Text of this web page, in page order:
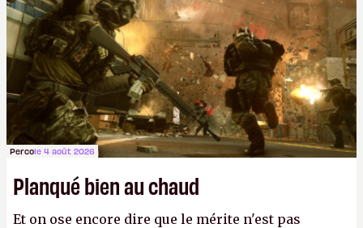
FCetBattlefield, puis virer le reste.P.
Percole 4 août 2026
Planqué bien au chaud
Et on ose encore dire que le mérite n'est pas